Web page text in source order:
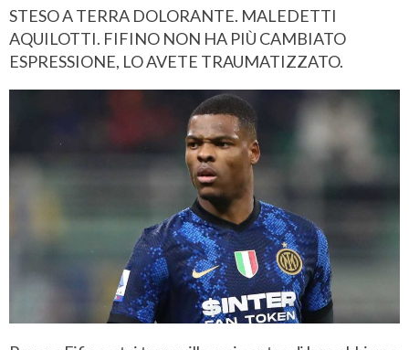
STESO A TERRA DOLORANTE. MALEDETTI
AQUILOTTI. FIFINO NON HA PIÙ CAMBIATO
ESPRESSIONE, LO AVETE TRAUMATIZZATO.